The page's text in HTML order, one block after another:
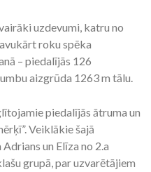
uzdevumi, katru no
roku spēka
– piedalījās 126
aizgrūda 1263 m tālu.
piedalījās ātruma un
Veiklākie šajā
un Elīza no 2.a
grupā, par uzvarētājiem